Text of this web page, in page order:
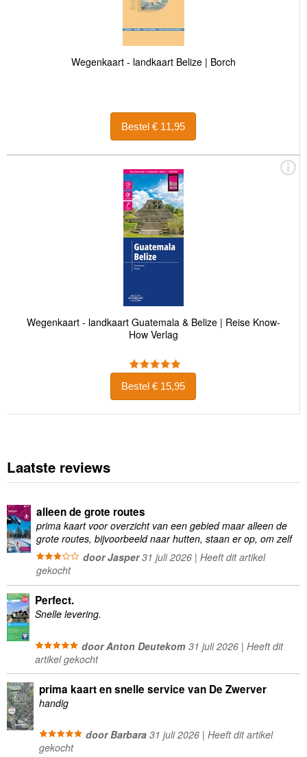
Wegenkaart - landkaart Belize | Borch
Bestel € 11,95
Wegenkaart - landkaart Guatemala & Belize | Reise Know-
How Verlag
Bestel € 15,95
Laatste reviews
alleen de grote routes
prima kaart voor overzicht van een gebied maar alleen de
grote routes, bijvoorbeeld naar hutten, staan er op, om zelf
wandelingen te plannen minder geschikt
door Jasper31 juli 2026 | Heeft dit artikel
gekocht
Perfect.
Snelle levering.
door Anton Deutekom31 juli 2026 | Heeft dit
artikel gekocht
prima kaart en snelle service van De Zwerver
handig
door Barbara31 juli 2026 | Heeft dit artikel
gekocht